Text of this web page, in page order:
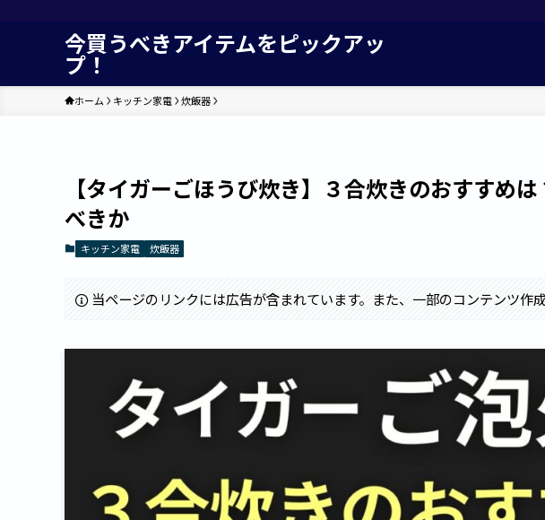
今買うべきアイテムをピックアッ
プ！
ホーム キッチン家電 炊飯器
【タイガーごほうび炊き】３合炊きのおすすめ
べきか
キッチン家電 炊飯器
当ページのリンクには広告が含まれています。また、一部のコンテンツ作